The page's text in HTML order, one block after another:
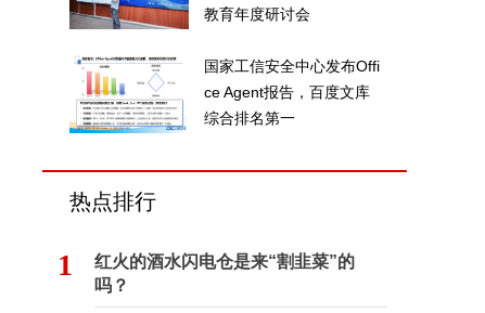
教育年度研讨会
国家工信安全中心发布Offi
ce Agent报告，百度文库
综合排名第一
热点排行
1
红火的酒水闪电仓是来“割韭菜”的
吗？